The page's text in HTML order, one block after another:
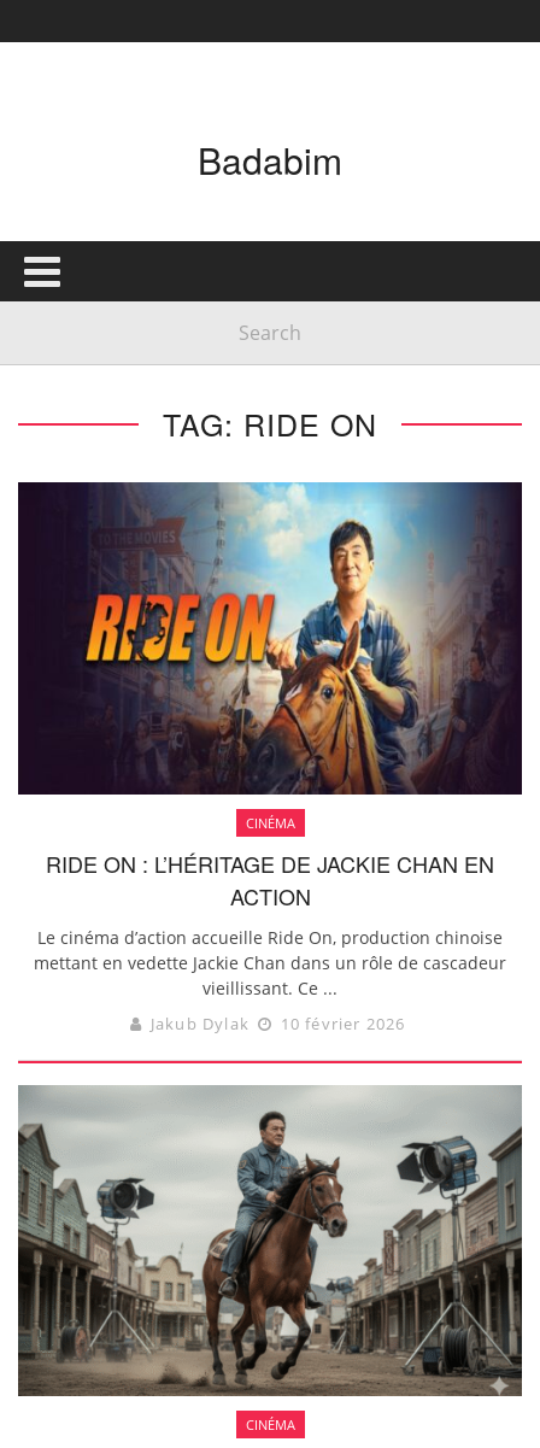
Badabim
TAG: RIDE ON
CINÉMA
RIDE ON : L’HÉRITAGE DE JACKIE CHAN EN
ACTION
Le cinéma d’action accueille Ride On, production chinoise
mettant en vedette Jackie Chan dans un rôle de cascadeur
vieillissant. Ce ...
Jakub Dylak 10 février 2026
CINÉMA